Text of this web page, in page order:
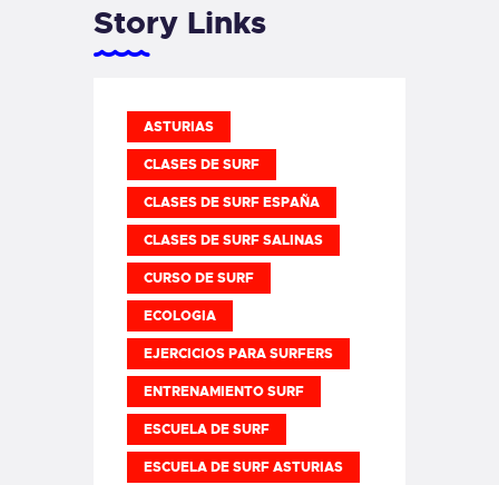
Story Links
ASTURIAS
CLASES DE SURF
CLASES DE SURF ESPAÑA
CLASES DE SURF SALINAS
CURSO DE SURF
ECOLOGIA
EJERCICIOS PARA SURFERS
ENTRENAMIENTO SURF
ESCUELA DE SURF
ESCUELA DE SURF ASTURIAS